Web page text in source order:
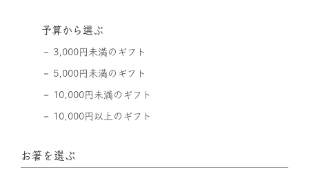
予算から選ぶ
3,000円未満のギフト
5,000円未満のギフト
10,000円未満のギフト
10,000円以上のギフト
お箸を選ぶ